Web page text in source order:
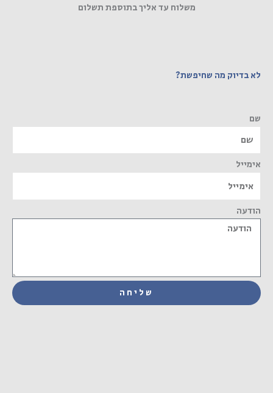
משלוח עד אליך בתוספת תשלום
לא בדיוק מה שחיפשת?
שם
אימייל
הודעה
שליחה